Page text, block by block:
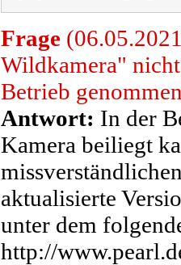
Frage
Wildkamera"
Betrieb
Antwort: In der
Kamera beiliegt
aktualisierte
unter dem
http://